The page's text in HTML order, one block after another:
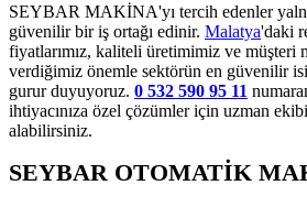
SEYBAR MAKİNA'yı tercih edenler
güvenilir bir iş ortağı edinir. Malatya'daki
fiyatlarımız, kaliteli üretimimiz ve müşteri
verdiğimiz önemle sektörün en güvenilir
gurur duyuyoruz. 0 532 590 95 11
ihtiyacınıza özel çözümler için uzman
alabilirsiniz.
SEYBAR OTOMATİK